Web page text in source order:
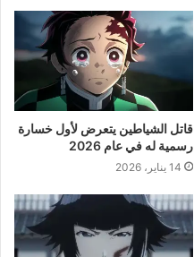
قاتل الشياطين يتعرض لأول خسارة
رسمية له في عام 2026
14 يناير، 2026